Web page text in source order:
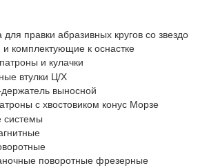
правки абразивных кругов со
и комплектующие к оснастке
и кулачки
втулки Ц/Х
выносной
с хвостовиком конус Морзе
системы
поворотные фрезерные